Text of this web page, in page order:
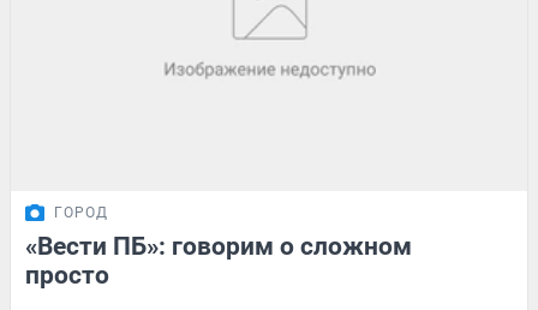
ГОРОД
«Вести ПБ»: говорим о сложном
просто